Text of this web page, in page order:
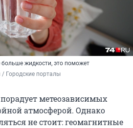
жидкости, это поможет
Городские порталы
метеозависимых
атмосферой. Однако
не стоит: геомагнитные